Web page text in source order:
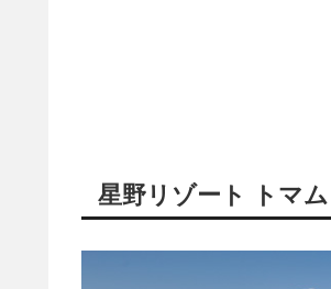
星野リゾート トマム